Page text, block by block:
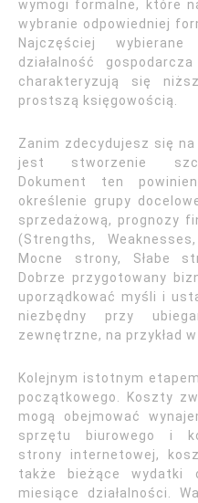
wymogi formalne, które
wybranie odpowiedniej
Najczęściej
działalność
charakteryzują się
prostszą księgowością.
Zanim zdecydujesz się
jest stworzenie
Dokument ten
określenie grupy
sprzedażową, prognozy
(Strengths,
Mocne strony, Słabe
Dobrze przygotowany
uporządkować myśli i
niezbędny przy
zewnętrzne, na przykład
Kolejnym istotnym
początkowego. Koszty
mogą obejmować
sprzętu biurowego i
strony internetowej,
także bieżące wydatki
miesiące działalności.